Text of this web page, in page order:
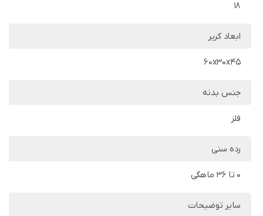
18
ابعاد کریر
60x30x45
جنس بدنه
فلز
رده سنی
0 تا 36 ماهگی
سایر توضیحات